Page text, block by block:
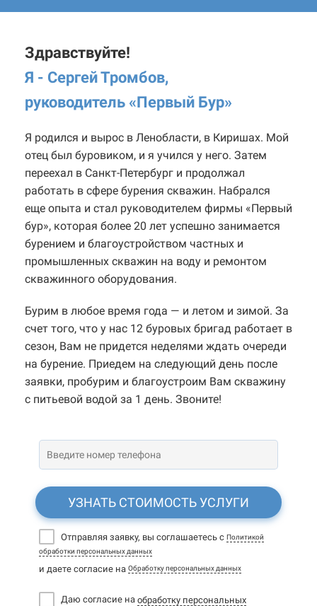
Здравствуйте!
Я - Сергей Тромбов,
руководитель «Первый Бур»
Я родился и вырос в Ленобласти, в Киришах. Мой
отец был буровиком, и я учился у него. Затем
переехал в Санкт-Петербург и продолжал
работать в сфере бурения скважин. Набрался
еще опыта и стал руководителем фирмы «Первый
бур», которая более 20 лет успешно занимается
бурением и благоустройством частных и
промышленных скважин на воду и ремонтом
скважинного оборудования.
Бурим в любое время года — и летом и зимой. За
счет того, что у нас 12 буровых бригад работает в
сезон, Вам не придется неделями ждать очереди
на бурение. Приедем на следующий день после
заявки, пробурим и благоустроим Вам скважину
с питьевой водой за 1 день. Звоните!
УЗНАТЬ СТОИМОСТЬ УСЛУГИ
Отправляя заявку, вы соглашаетесь с Политикой
обработки персональных данных
и даете согласие на Обработку персональных данных
Даю согласие на обработку персональных